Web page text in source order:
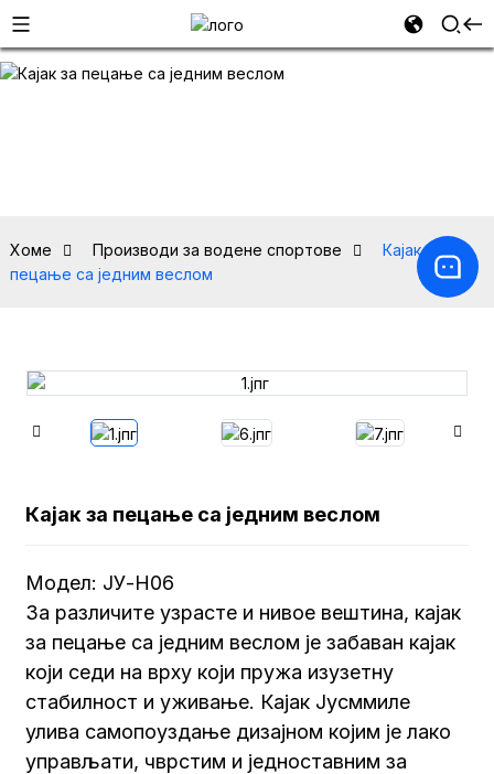
Хоме Производи за водене спортове
Кајак за
пецање са једним веслом
Кајак за пецање са једним веслом
Модел: ЈУ-Н06
За различите узрасте и нивое вештина, кајак
за пецање са једним веслом је забаван кајак
који седи на врху који пружа изузетну
стабилност и уживање. Кајак Јусммиле
улива самопоуздање дизајном којим је лако
управљати, чврстим и једноставним за